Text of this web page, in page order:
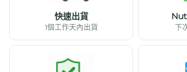
快速出貨
1個工作天內出貨 下